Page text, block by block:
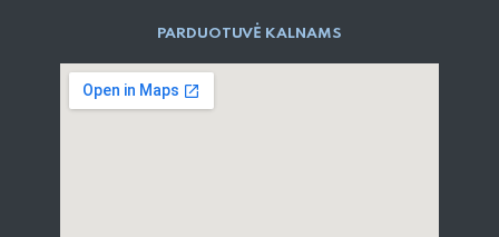
PARD​UOTUVĖ​ KALNAMS